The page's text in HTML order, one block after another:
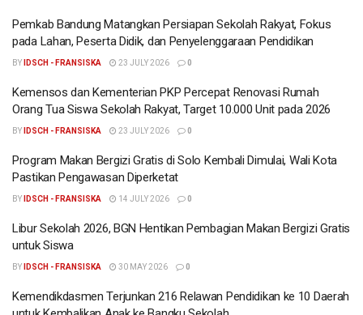
Pemkab Bandung Matangkan Persiapan Sekolah Rakyat, Fokus
pada Lahan, Peserta Didik, dan Penyelenggaraan Pendidikan
BY IDSCH - FRANSISKA 23 JULY 2026 0
Kemensos dan Kementerian PKP Percepat Renovasi Rumah
Orang Tua Siswa Sekolah Rakyat, Target 10.000 Unit pada 2026
BY IDSCH - FRANSISKA 23 JULY 2026 0
Program Makan Bergizi Gratis di Solo Kembali Dimulai, Wali Kota
Pastikan Pengawasan Diperketat
BY IDSCH - FRANSISKA 14 JULY 2026 0
Libur Sekolah 2026, BGN Hentikan Pembagian Makan Bergizi Gratis
untuk Siswa
BY IDSCH - FRANSISKA 30 MAY 2026 0
Kemendikdasmen Terjunkan 216 Relawan Pendidikan ke 10 Daerah